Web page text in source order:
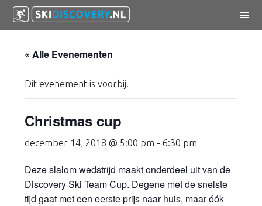
Door
naar
hoofd
Spring
naar
eerste
Spring
naar
voettekst
MENU
« Alle Evenementen
Dit evenement is voorbij.
Christmas cup
december 14, 2018 @ 5:00 pm -6:30 pm
Deze slalom wedstrijd maakt onderdeel uit van de
Discovery Ski Team Cup. Degene met de snelste
tijd gaat met een eerste prijs naar huis, maar óók